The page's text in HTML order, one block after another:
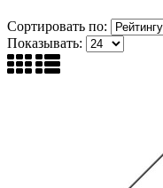
Сортировать по:
Показывать: